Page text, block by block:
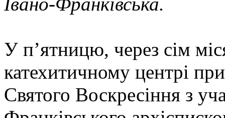
У п’ятницю, через сім
катехитичному центрі
Святого Воскресіння з